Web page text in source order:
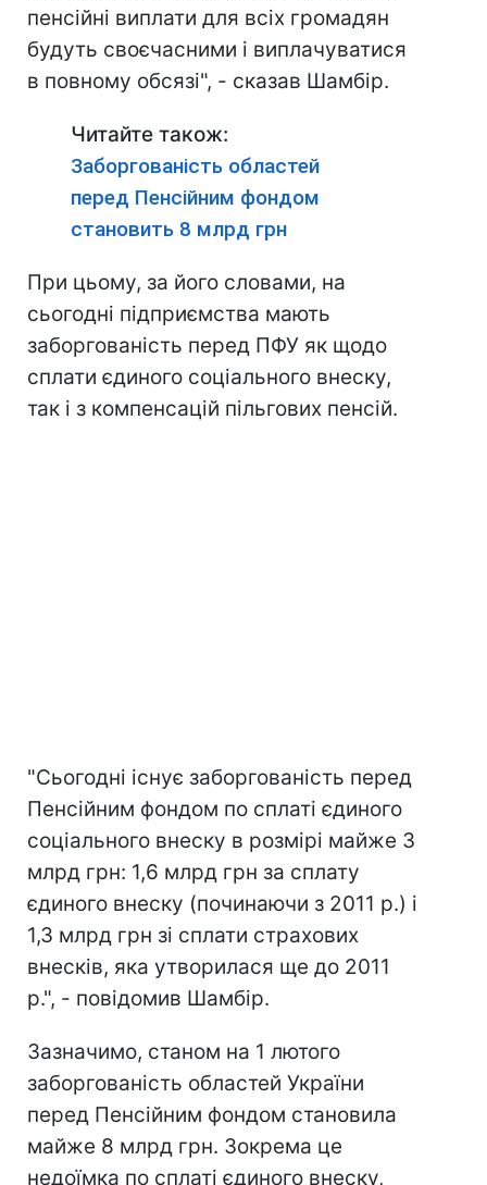
пенсійні виплати для всіх громадян
будуть своєчасними і виплачуватися
в повному обсязі", - сказав Шамбір.
Читайте також:
Заборгованість областей
перед Пенсійним фондом
становить 8 млрд грн
При цьому, за його словами, на
сьогодні підприємства мають
заборгованість перед ПФУ як щодо
сплати єдиного соціального внеску,
так і з компенсацій пільгових пенсій.
"Сьогодні існує заборгованість перед
Пенсійним фондом по сплаті єдиного
соціального внеску в розмірі майже 3
млрд грн: 1,6 млрд грн за сплату
єдиного внеску (починаючи з 2011 р.) і
1,3 млрд грн зі сплати страхових
внесків, яка утворилася ще до 2011
р.", - повідомив Шамбір.
Зазначимо, станом на 1 лютого
заборгованість областей України
перед Пенсійним фондом становила
майже 8 млрд грн. Зокрема це
недоїмка по сплаті єдиного внеску,